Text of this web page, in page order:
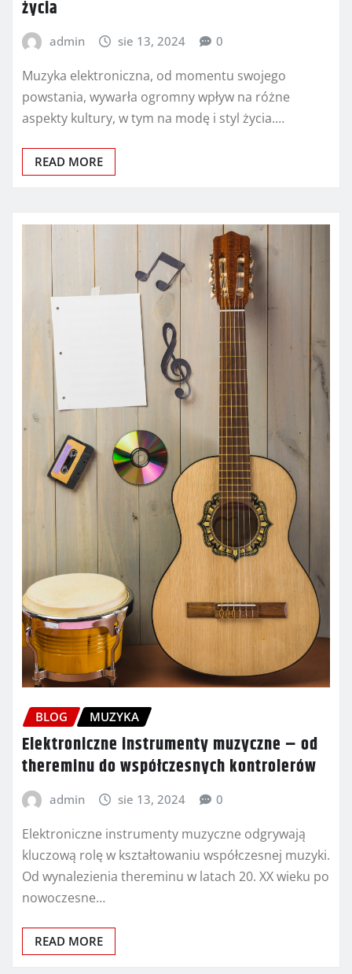
życia
admin sie 13, 2024 0
Muzyka elektroniczna, od momentu swojego
powstania, wywarła ogromny wpływ na różne
aspekty kultury, w tym na modę i styl życia.…
READ MORE
BLOG MUZYKA
Elektroniczne instrumenty muzyczne – od
thereminu do współczesnych kontrolerów
admin sie 13, 2024 0
Elektroniczne instrumenty muzyczne odgrywają
kluczową rolę w kształtowaniu współczesnej muzyki.
Od wynalezienia thereminu w latach 20. XX wieku po
nowoczesne…
READ MORE